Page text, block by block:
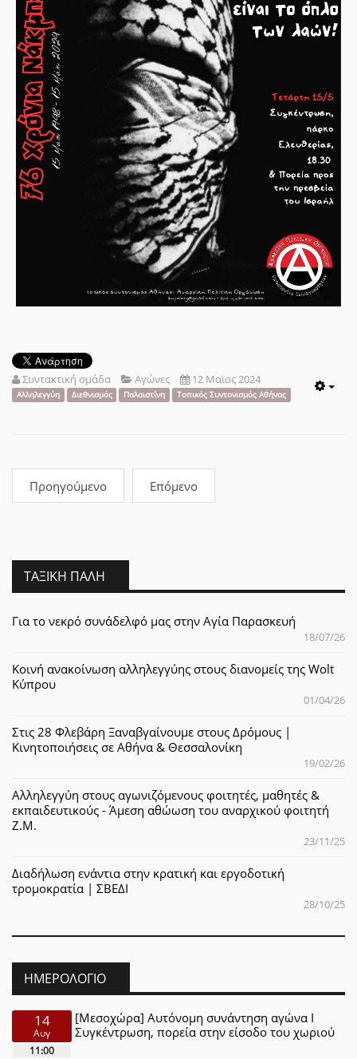
Συντακτική ομάδα Αγώνες 12 Μαϊος 2024
Αλληλεγγύη Διεθνισμός Παλαιστίνη Τοπικός Συντονισμός Αθήνας
Προηγούμενο Επόμενο
ΤΑΞΙΚΉ ΠΆΛΗ
Για το νεκρό συνάδελφό μας στην Αγία Παρασκευή
18/07/26
Κοινή ανακοίνωση αλληλεγγύης στους διανομείς της Wolt
Κύπρου
01/04/26
Στις 28 Φλεβάρη Ξαναβγαίνουμε στους Δρόμους |
Κινητοποιήσεις σε Αθήνα & Θεσσαλονίκη
19/02/26
Αλληλεγγύη στους αγωνιζόμενους φοιτητές, μαθητές &
εκπαιδευτικούς - Άμεση αθώωση του αναρχικού φοιτητή
Ζ.Μ.
23/11/25
Διαδήλωση ενάντια στην κρατική και εργοδοτική
τρομοκρατία | ΣΒΕΔΙ
28/10/25
ΗΜΕΡΟΛΌΓΙΟ
14
Αυγ
11:00
[Μεσοχώρα] Αυτόνομη συνάντηση αγώνα Ι
Συγκέντρωση, πορεία στην είσοδο του χωριού